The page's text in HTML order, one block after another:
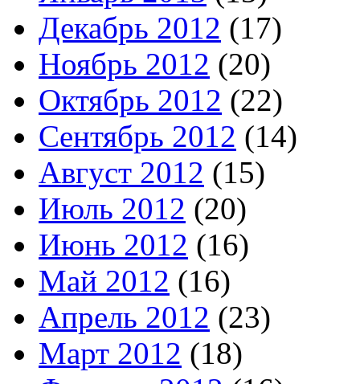
Декабрь 2012 (17)
Ноябрь 2012 (20)
Октябрь 2012 (22)
Сентябрь 2012 (14)
Август 2012 (15)
Июль 2012 (20)
Июнь 2012 (16)
Май 2012 (16)
Апрель 2012 (23)
Март 2012 (18)